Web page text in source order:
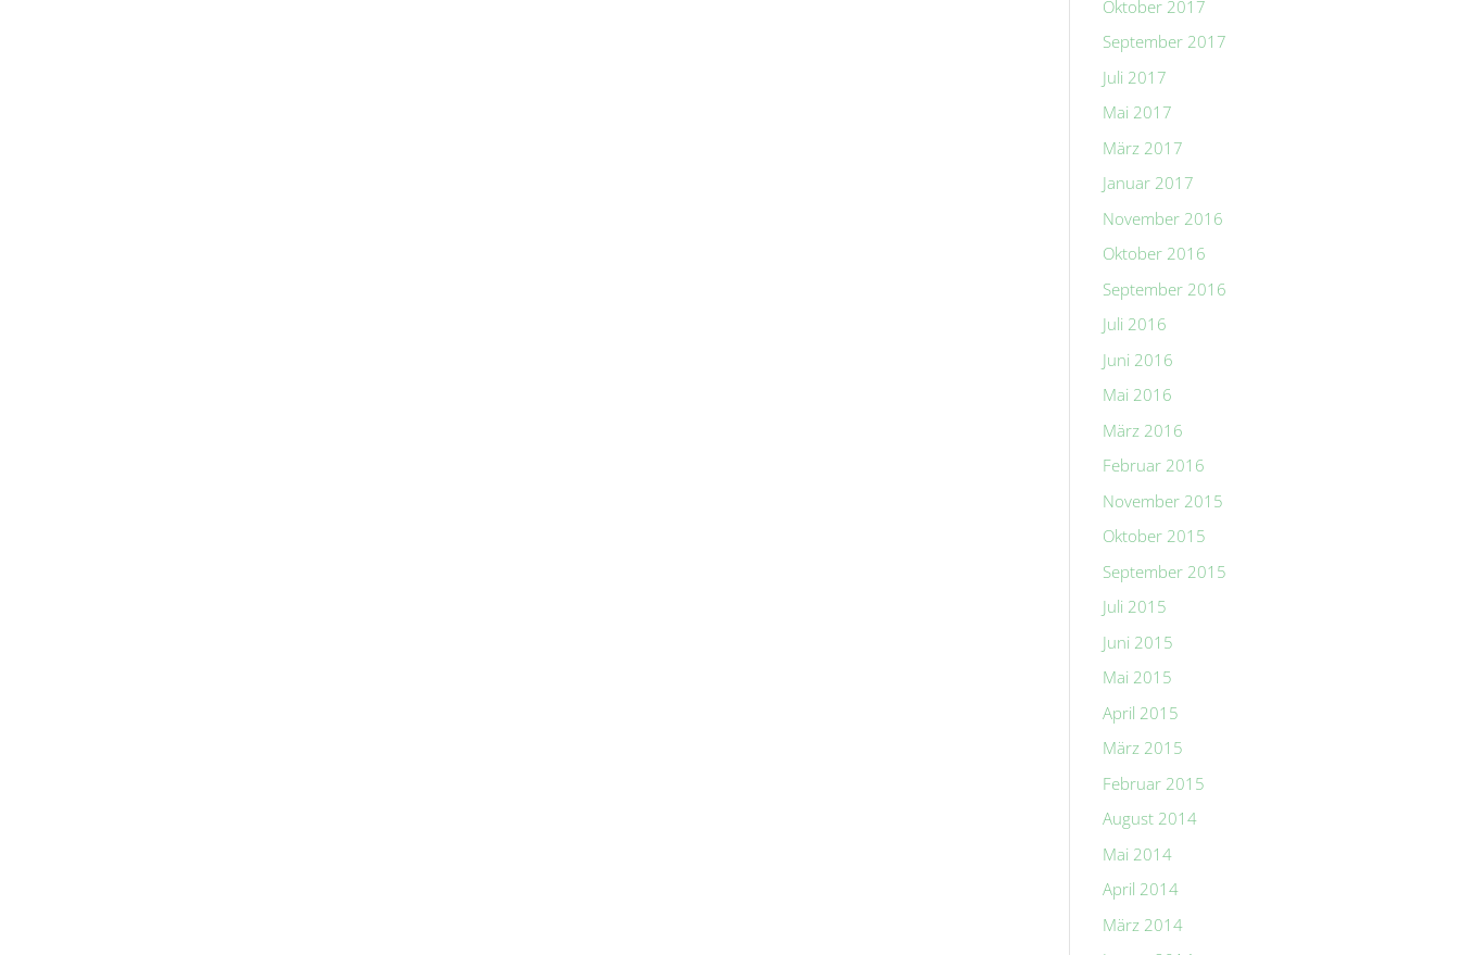
Oktober 2017
September 2017
Juli 2017
Mai 2017
März 2017
Januar 2017
November 2016
Oktober 2016
September 2016
Juli 2016
Juni 2016
Mai 2016
März 2016
Februar 2016
November 2015
Oktober 2015
September 2015
Juli 2015
Juni 2015
Mai 2015
April 2015
März 2015
Februar 2015
August 2014
Mai 2014
April 2014
März 2014